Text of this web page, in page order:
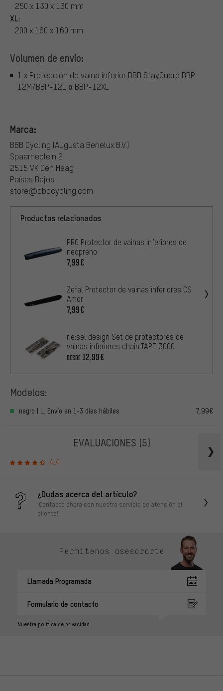
250 x 130 x 130 mm
XL:
200 x 160 x 160 mm
Volumen de envío:
1 x Protección de vaina inferior BBB StayGuard BBP-
12M/BBP-12L o BBP-12XL
Marca:
BBB Cycling (Augusta Benelux B.V.)
Spaarneplein 2
2515 VK Den Haag
Países Bajos
store@bbbcycling.com
Productos relacionados
PRO Protector de vainas inferiores de
neopreno
7,99€
Zefal Protector de vainas inferiores CS
Amor
7,99€
rie:sel design Set de protectores de
vainas inferiores chain:TAPE 3000
DESDE 12,99€
Modelos:
negro | L, Envío en 1-3 días hábiles 7,99€
EVALUACIONES (5)
4.4
¿Dudas acerca del artículo?
¡Contacta ahora con nuestro servicio de atención al
cliente!
Permítenos asesorarte
Llamada Programada
Formulario de contacto
Nuestra política de privacidad